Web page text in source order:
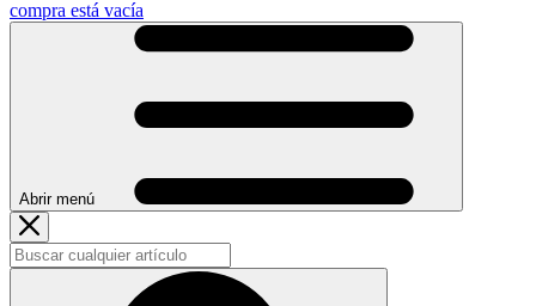
compra está vacía
Abrir menú